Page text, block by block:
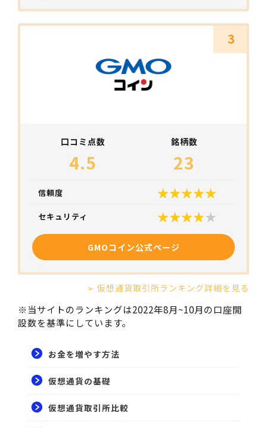
3
口コミ点数
4.5
銘柄数
23
信頼度
セキュリティ
GMOコイン公式ページ
➢ 仮想通貨取引所ランキング詳細を見る
※当サイトのランキングは2022年8月~10月の口座開
設数を基準にしています。
お金を増やす方法
仮想通貨の基礎
仮想通貨取引所比較